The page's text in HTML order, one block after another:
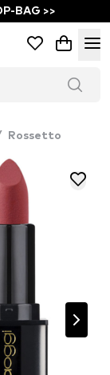
BAG >>
Rossetto